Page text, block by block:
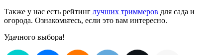
Также у нас есть рейтинг лучших триммеров для сада и
огорода. Ознакомьтесь, если это вам интересно.
Удачного выбора!